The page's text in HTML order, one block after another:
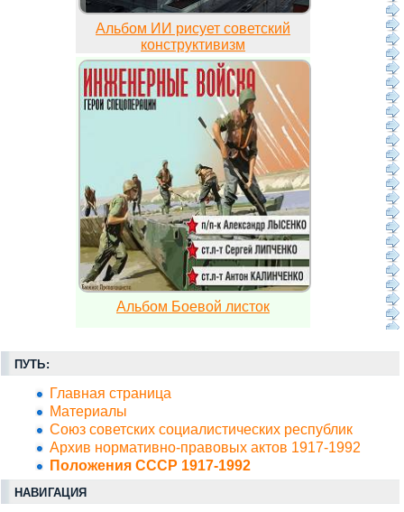
Альбом ИИ рисует советский
конструктивизм
Альбом Боевой листок
ПУТЬ:
Главная страница
Материалы
Союз советских социалистических республик
Архив нормативно-правовых актов 1917-1992
Положения СССР 1917-1992
НАВИГАЦИЯ